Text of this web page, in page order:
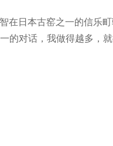
在日本古窑之一的信乐
的对话，我做得越多，